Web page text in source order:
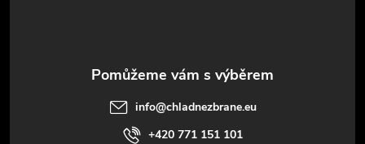
info@chladnezbrane.eu
+420 771 151 101